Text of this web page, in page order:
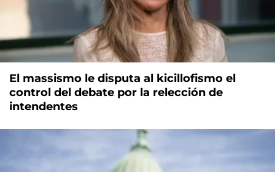
El massismo le disputa al kicillofismo el
control del debate por la relección de
intendentes